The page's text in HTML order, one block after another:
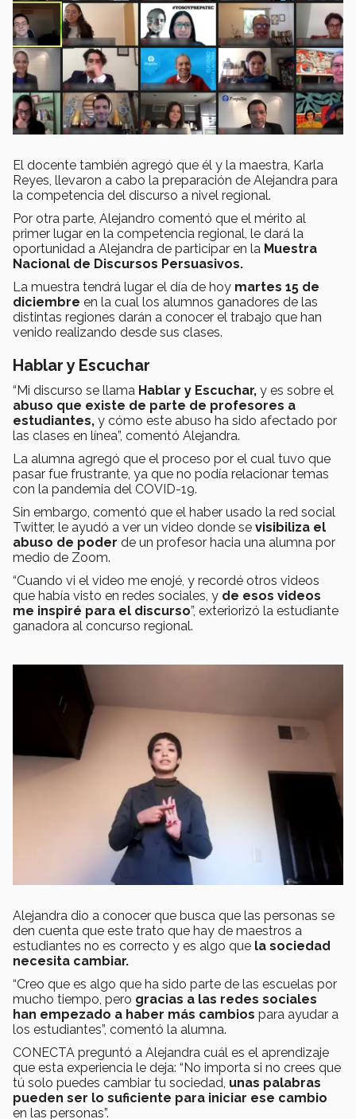
El docente también agregó que él y la maestra, Karla
Reyes, llevaron a cabo la preparación de Alejandra para
la competencia del discurso a nivel regional.
Por otra parte, Alejandro comentó que el mérito al
primer lugar en la competencia regional, le dará la
oportunidad a Alejandra de participar en la Muestra
Nacional de Discursos Persuasivos.
La muestra tendrá lugar el día de hoy martes 15 de
diciembre en la cual los alumnos ganadores de las
distintas regiones darán a conocer el trabajo que han
venido realizando desde sus clases.
Hablar y Escuchar
“Mi discurso se llama Hablar y Escuchar, y es sobre el
abuso que existe de parte de profesores a
estudiantes, y cómo este abuso ha sido afectado por
las clases en línea”, comentó Alejandra.
La alumna agregó que el proceso por el cual tuvo que
pasar fue frustrante, ya que no podía relacionar temas
con la pandemia del COVID-19.
Sin embargo, comentó que el haber usado la red social
Twitter, le ayudó a ver un video donde se visibiliza el
abuso de poder de un profesor hacia una alumna por
medio de Zoom.
“Cuando vi el video me enojé, y recordé otros videos
que había visto en redes sociales, y de esos videos
me inspiré para el discurso”, exteriorizó la estudiante
ganadora al concurso regional.
Alejandra dio a conocer que busca que las personas se
den cuenta que este trato que hay de maestros a
estudiantes no es correcto y es algo que la sociedad
necesita cambiar.
“Creo que es algo que ha sido parte de las escuelas por
mucho tiempo, pero gracias a las redes sociales
han empezado a haber más cambios para ayudar a
los estudiantes”, comentó la alumna.
CONECTA preguntó a Alejandra cuál es el aprendizaje
que esta experiencia le deja: “No importa si no crees que
tú solo puedes cambiar tu sociedad, unas palabras
pueden ser lo suficiente para iniciar ese cambio
en las personas”.